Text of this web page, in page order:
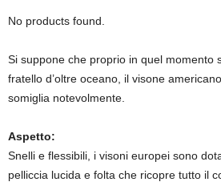
No products found.
Si suppone che proprio in quel momento
fratello d’oltre oceano, il visone
somiglia notevolmente.
Aspetto:
Snelli e flessibili, i visoni europei sono
pelliccia lucida e folta che ricopre tutto il